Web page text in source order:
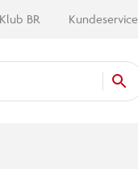
Klub BR Kundeservice